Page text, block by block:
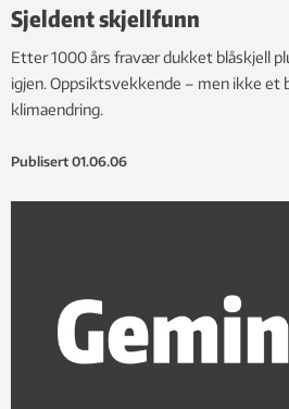
Sjeldent skjellfunn
Etter 1000 års fravær dukket blåskjell
igjen. Oppsiktsvekkende – men ikke et
klimaendring.
Publisert 01.06.06